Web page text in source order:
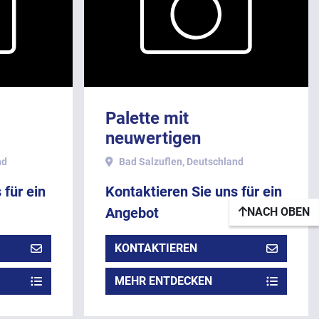
für ein
Palette mit
neuwertigen
Ersatzteilen - für Bosch
Bad Salzuflen, Deutschland
Kontaktieren Sie uns für ein
Angebot
KONTAKTIEREN
MEHR ENTDECKEN
NACH OBEN